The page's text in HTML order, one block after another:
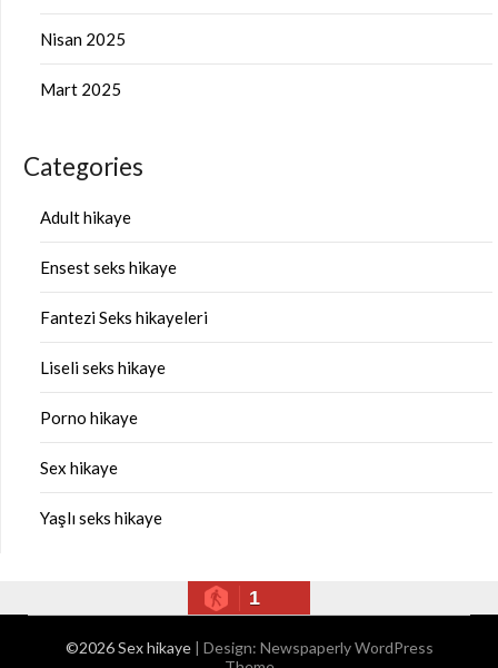
Nisan 2025
Mart 2025
Categories
Adult hikaye
Ensest seks hikaye
Fantezi Seks hikayeleri
Liseli seks hikaye
Porno hikaye
Sex hikaye
Yaşlı seks hikaye
1
©2026 Sex hikaye | Design: Newspaperly WordPress